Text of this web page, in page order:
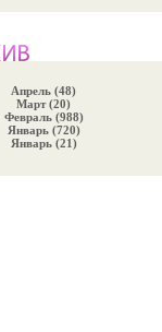
Апрель (48)
Март (20)
Февраль (988)
Январь (720)
Январь (21)